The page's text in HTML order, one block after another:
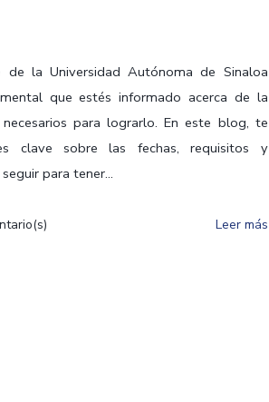
la Universidad Autónoma de Sinaloa
que estés informado acerca de la
para lograrlo. En este blog, te
clave sobre las fechas, requisitos y
para tener...
Leer más